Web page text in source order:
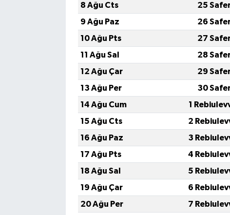
8 Ağu Cts
25
9 Ağu Paz
26
10 Ağu Pts
27
11 Ağu Sal
28
12 Ağu Çar
29
13 Ağu Per
30
14 Ağu Cum
1
15 Ağu Cts
2
16 Ağu Paz
3
17 Ağu Pts
4
18 Ağu Sal
5
19 Ağu Çar
6
20 Ağu Per
7